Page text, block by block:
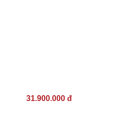
31.900.000 đ